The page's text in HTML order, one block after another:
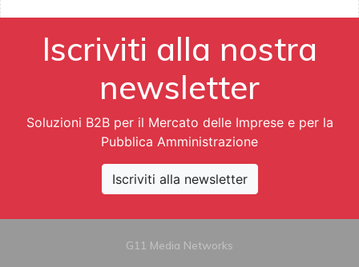
Iscriviti alla nostra
newsletter
Soluzioni B2B per il Mercato delle Imprese e per la
Pubblica Amministrazione
Iscriviti alla newsletter
G11 Media Networks